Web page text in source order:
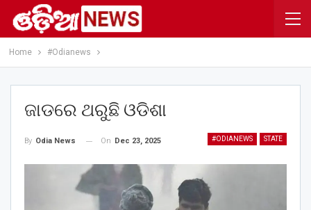
Home #Odianews
ଜାଡରେ ଥରୁଛି ଓଡିଶା
#ODIANEWS STATE
By Odia News On Dec 23, 2025